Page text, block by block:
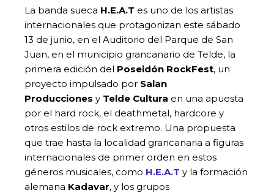
La banda sueca H.E.A.T es uno de los artistas
internacionales que protagonizan este sábado
13 de junio, en el Auditorio del Parque de San
Juan, en el municipio grancanario de Telde, la
primera edición del Poseidón RockFest, un
proyecto impulsado por Salan
Producciones y Telde Cultura en una apuesta
por el hard rock, el deathmetal, hardcore y
otros estilos de rock extremo. Una propuesta
que trae hasta la localidad grancanaria a figuras
internacionales de primer orden en estos
géneros musicales, como H.E.A.T y la formación
alemana Kadavar, y los grupos